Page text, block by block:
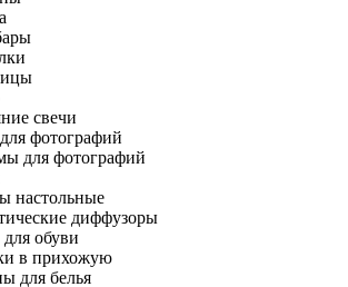
свечи
фотографий
для фотографий
настольные
диффузоры
обуви
в прихожую
для белья